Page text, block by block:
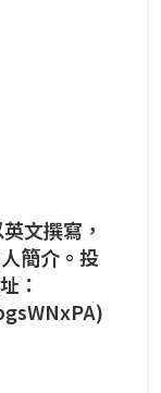
文撰寫，
簡介。投
：
)